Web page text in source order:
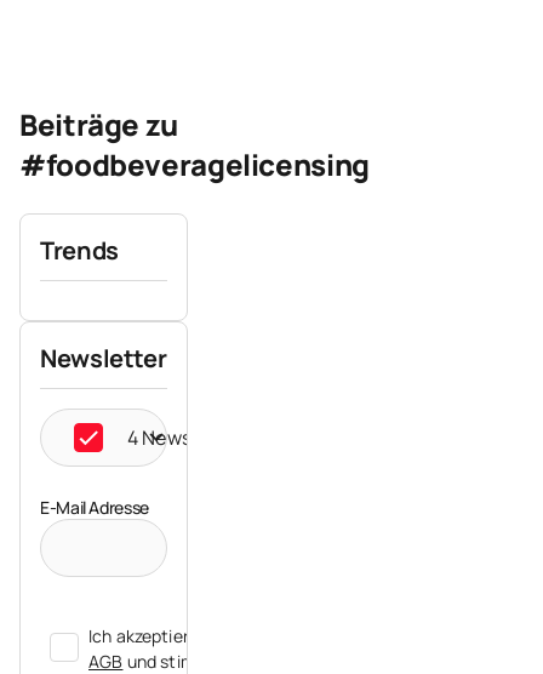
Beiträge zu
#foodbeveragelicensing
Trends
Newsletter
4 Newsletter ausgewählt
E-Mail Adresse
Ich akzeptiere die
AGB und stimme der